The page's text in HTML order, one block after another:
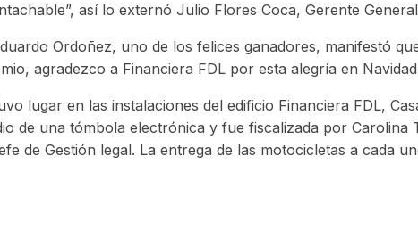
así lo externó Julio Flores Coca, Gerente
Ordoñez, uno de los felices ganadores, manifestó
agradezco a Financiera FDL por esta alegría en
lugar en las instalaciones del edificio Financiera FDL,
de una tómbola electrónica y fue fiscalizada por Carolina
de Gestión legal. La entrega de las motocicletas a cada